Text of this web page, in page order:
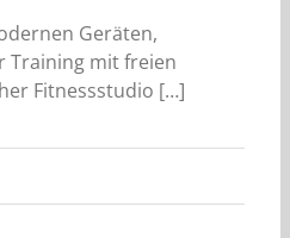
Geräten,
Training mit freien
Fitnessstudio […]